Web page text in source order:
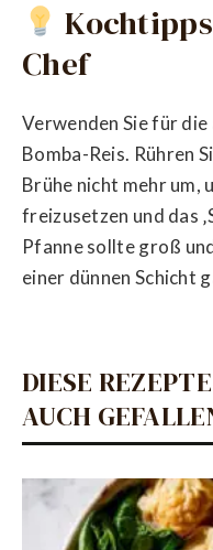
Chef
Verwenden Sie für
Bomba-Reis. Rühren
Brühe nicht mehr um,
freizusetzen und das
Pfanne sollte groß
einer dünnen Schicht
DIESE
AUCH